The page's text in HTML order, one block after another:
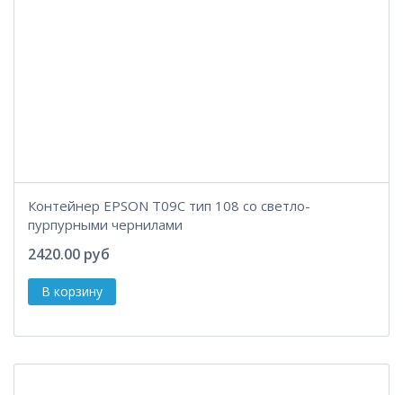
Контейнер EPSON T09C тип 108 со светло-
пурпурными чернилами
2420.00 руб